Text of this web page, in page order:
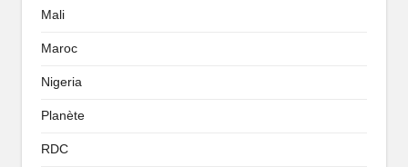
Mali
Maroc
Nigeria
Planète
RDC